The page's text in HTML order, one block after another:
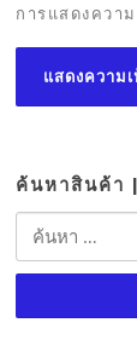
การแสดงควา
ค้นหาสินค้า
ค้นหา
สำหรับ: